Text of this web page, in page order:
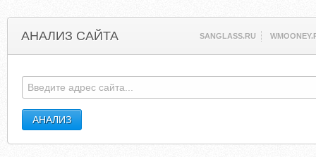
АНАЛИЗ САЙТА SANGLASS.RU